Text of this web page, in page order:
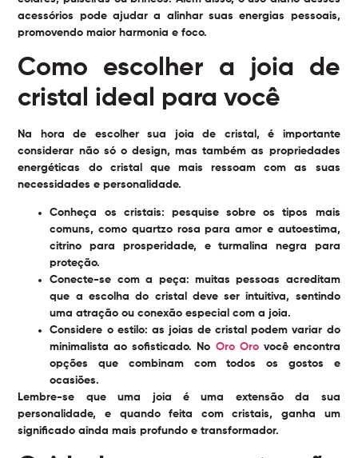
acessórios pode ajudar a alinhar suas energias pessoais,
promovendo maior harmonia e foco.
Como escolher a joia de
cristal ideal para você
Na hora de escolher sua joia de cristal, é importante
considerar não só o design, mas também as propriedades
energéticas do cristal que mais ressoam com as suas
necessidades e personalidade.
Conheça os cristais: pesquise sobre os tipos mais
comuns, como quartzo rosa para amor e autoestima,
citrino para prosperidade, e turmalina negra para
proteção.
Conecte-se com a peça: muitas pessoas acreditam
que a escolha do cristal deve ser intuitiva, sentindo
uma atração ou conexão especial com a joia.
Considere o estilo: as joias de cristal podem variar do
minimalista ao sofisticado. No Oro Orovocê encontra
opções que combinam com todos os gostos e
ocasiões.
Lembre-se que uma joia é uma extensão da sua
personalidade, e quando feita com cristais, ganha um
significado ainda mais profundo e transformador.